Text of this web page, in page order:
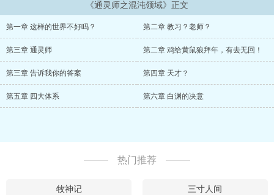
《通灵师之混沌领域》正文
第一章 这样的世界不好吗？ 第二章 教习？老师？
第三章 通灵师 第二章 鸡给黄鼠狼拜年，有去无回！
第三章 告诉我你的答案 第四章 天才？
第五章 四大体系 第六章 白渊的决意
热门推荐
牧神记 三寸人间